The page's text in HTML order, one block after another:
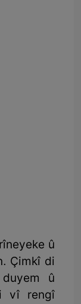
û
Çimkî di
û
vî rengî